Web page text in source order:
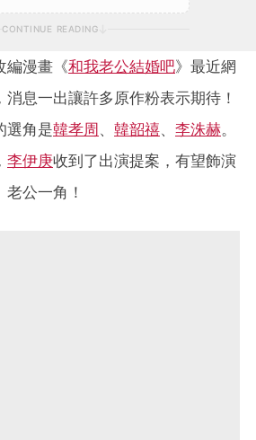
CONTINUE READING
編漫畫《和我老公結婚吧》最近網
消息一出讓許多原作粉表示期待！
選角是韓孝周、 韓韶禧、 李洙赫。
李伊庚收到了出演提案，有望飾演
公一角！